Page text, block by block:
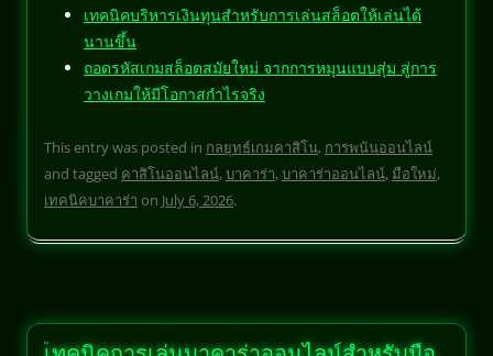
เทคนิคบริหารเงินทุนสำหรับการเล่นสล็อตให้เล่นได้
นานขึ้น
ถอดรหัสเกมสล็อตสมัยใหม่ จากการหมุนแบบสุ่ม สู่การ
วางเกมให้มีโอกาสกำไรจริง
This entry was posted in กลยุทธ์เกมคาสิโน, การพนันออนไลน์
and tagged คาสิโนออนไลน์,บาคาร่า,บาคาร่าออนไลน์, มือใหม่,
เทคนิคบาคาร่า on July 6, 2026.